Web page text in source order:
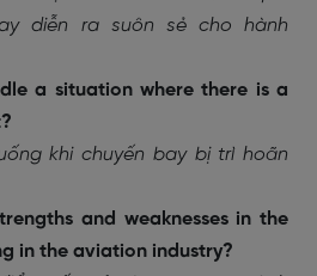
diễn ra suôn sẻ cho hành
a situation where there is a
khi chuyến bay bị trì hoãn
and weaknesses in the
in the aviation industry?